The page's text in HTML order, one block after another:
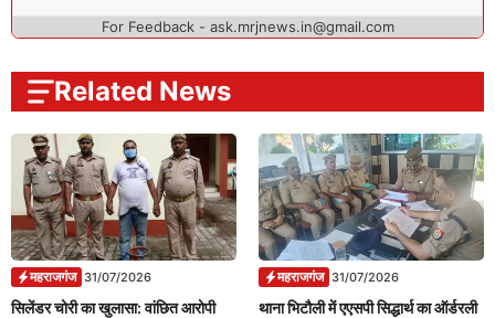
For Feedback - ask.mrjnews.in@gmail.com
Related News
महराजगंज 31/07/2026
सिलेंडर चोरी का खुलासा: वांछित आरोपी
महराजगंज 31/07/2026
थाना भिटौली में एएसपी सिद्धार्थ का ऑर्डरली